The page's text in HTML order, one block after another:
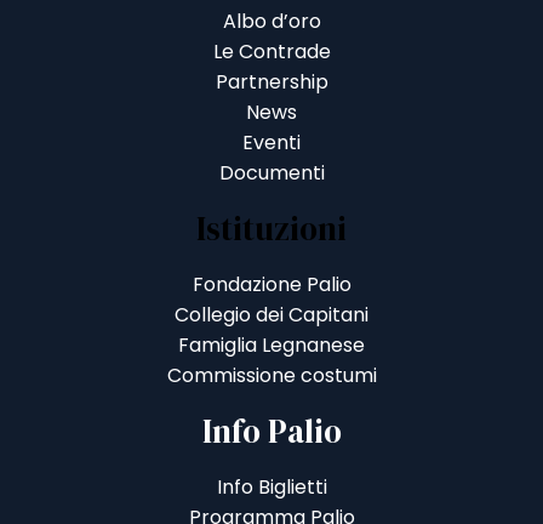
Albo d’oro
Le Contrade
Partnership
News
Eventi
Documenti
Istituzioni
Fondazione Palio
Collegio dei Capitani
Famiglia Legnanese
Commissione costumi
Info Palio
Info Biglietti
Programma Palio